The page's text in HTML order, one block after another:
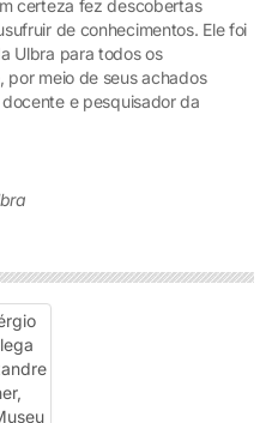
certeza fez descobertas
de conhecimentos. Ele foi
Ulbra para todos os
meio de seus achados
e pesquisador da